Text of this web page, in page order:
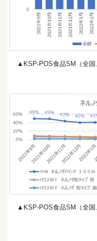
▲KSP-POS食品SM（全国
▲KSP-POS食品SM（全国